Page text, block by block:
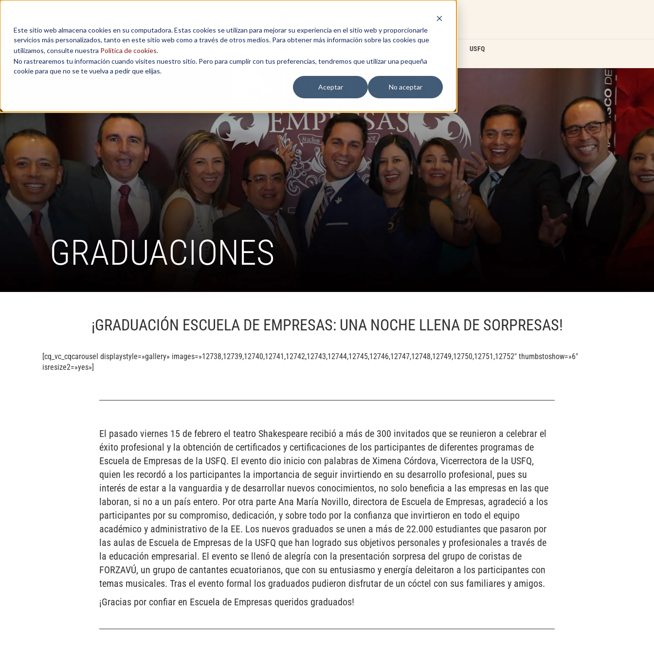
Este sitio web almacena cookies en su computadora. Estas cookies se utilizan para mejorar su experiencia en el sitio web y proporcionarle
servicios más personalizados, tanto en este sitio web como a través de otros medios. Para obtener más información sobre las cookies que
utilizamos, consulte nuestra Política de cookies.
No rastrearemos tu información cuando visites nuestro sitio. Pero para cumplir con tus preferencias, tendremos que utilizar una pequeña
cookie para que no se te vuelva a pedir que elijas.
Aceptar
No aceptar
USFQ
GRADUACIONES
¡GRADUACIÓN ESCUELA DE EMPRESAS: UNA NOCHE LLENA DE SORPRESAS!
[cq_vc_cqcarousel displaystyle=»gallery» images=»12738,12739,12740,12741,12742,12743,12744,12745,12746,12747,12748,12749,12750,12751,12752″ thumbstoshow=»6″
isresize2=»yes»]
El pasado viernes 15 de febrero el teatro Shakespeare recibió a más de 300 invitados que se reunieron a celebrar el
éxito profesional y la obtención de certificados y certificaciones de los participantes de diferentes programas de
Escuela de Empresas de la USFQ. El evento dio inicio con palabras de Ximena Córdova, Vicerrectora de la USFQ,
quien les recordó a los participantes la importancia de seguir invirtiendo en su desarrollo profesional, pues su
interés de estar a la vanguardia y de desarrollar nuevos conocimientos, no solo beneficia a las empresas en las que
laboran, si no a un país entero. Por otra parte Ana María Novillo, directora de Escuela de Empresas, agradeció a los
participantes por su compromiso, dedicación, y sobre todo por la confianza que invirtieron en todo el equipo
académico y administrativo de la EE. Los nuevos graduados se unen a más de 22.000 estudiantes que pasaron por
las aulas de Escuela de Empresas de la USFQ que han logrado sus objetivos personales y profesionales a través de
la educación empresarial. El evento se llenó de alegría con la presentación sorpresa del grupo de coristas de
FORZAVÚ, un grupo de cantantes ecuatorianos, que con su entusiasmo y energía deleitaron a los participantes con
temas musicales. Tras el evento formal los graduados pudieron disfrutar de un cóctel con sus familiares y amigos.
¡Gracias por confiar en Escuela de Empresas queridos graduados!